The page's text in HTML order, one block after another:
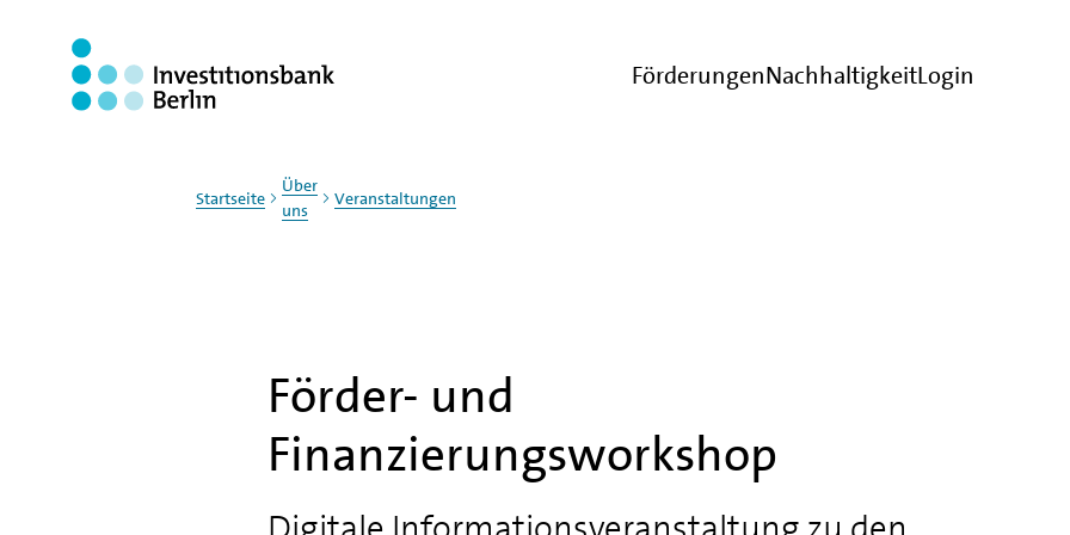
FörderungenNachhaltigkeitLogin
Startseite
Über
uns
Veranstaltungen
Förder- und
Finanzierungsworkshop